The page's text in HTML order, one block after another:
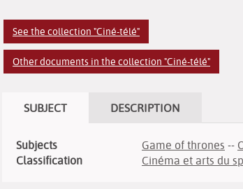
See the collection "Ciné-télé"
Other documents in the collection "Ciné-télé"
SUBJECT DESCRIPTION
Subjects Game of thrones --
Classification
Cinéma et arts du